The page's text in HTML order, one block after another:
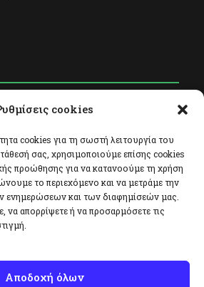
cookies
cookies για τη σωστή λειτουργία του
σας, χρησιμοποιούμε επίσης cookies
προώθησης για να κατανοούμε τη χρήση
το περιεχόμενο και να μετράμε την
ενημερώσεων και των διαφημίσεών μας.
να απορρίψετε ή να προσαρμόσετε τις
Αποδοχή όλων